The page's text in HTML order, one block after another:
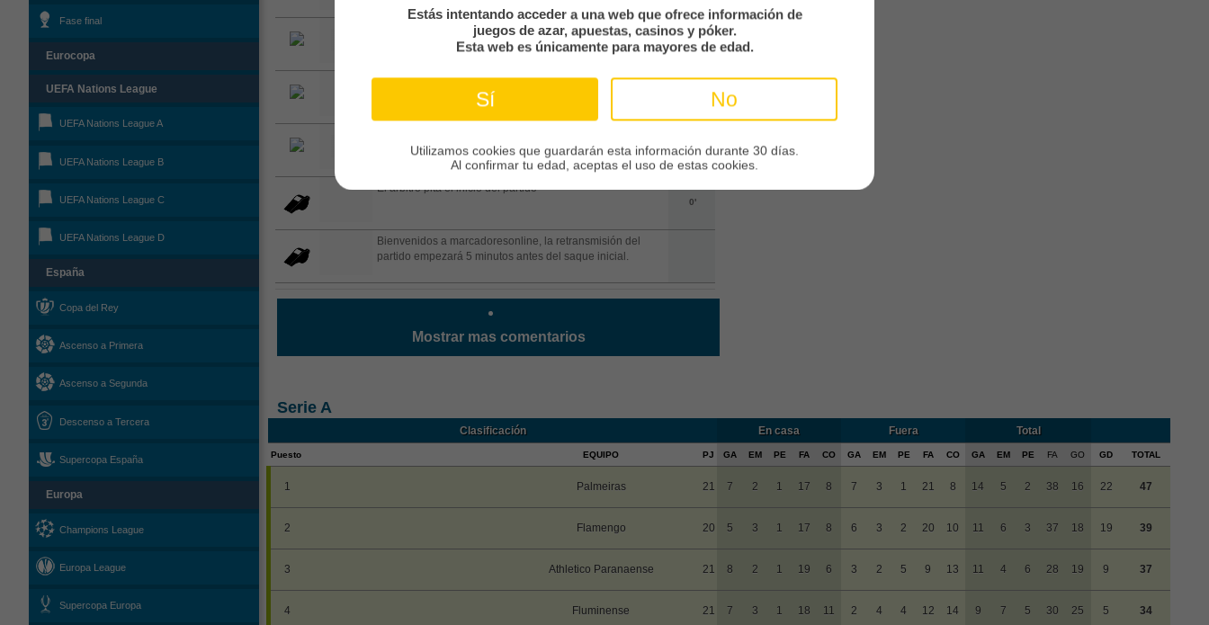
Fase final
Eurocopa
UEFA Nations League
UEFA Nations League A
UEFA Nations League B
UEFA Nations League C
UEFA Nations League D
España
Copa del Rey
Ascenso a Primera
Ascenso a Segunda
Descenso a Tercera
Supercopa España
Europa
Champions League
Europa League
Supercopa Europa
Lucas Taverna ve la tarjeta amarilla
16'
Josue provided the assist for the goal.
5'
El árbitro pita el inicio del partido
0'
Bienvenidos a marcadoresonline, la retransmisión del
partido empezará 5 minutos antes del saque inicial.
Mostrar mas comentarios
Serie A
Clasificación En casa Fuera Total
Puesto EQUIPO PJ GA EM PE FA CO GA EM PE FA CO GA EM PE FA GO GD TOTAL
1 Palmeiras 21 7 2 1 17 8 7 3 1 21 8 14 5 2 38 16 22 47
2 Flamengo 20 5 3 1 17 8 6 3 2 20 10 11 6 3 37 18 19 39
3 Athletico Paranaense 21 8 2 1 19 6 3 2 5 9 13 11 4 6 28 19 9 37
4 Fluminense 21 7 3 1 18 11 2 4 4 12 14 9 7 5 30 25 5 34
Estás intentando acceder a una web que ofrece información de
juegos de azar, apuestas, casinos y póker.
Esta web es únicamente para mayores de edad.
Sí No
Utilizamos cookies que guardarán esta información durante 30 días.
Al confirmar tu edad, aceptas el uso de estas cookies.